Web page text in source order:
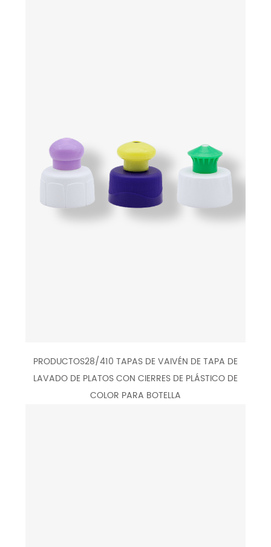
PRODUCTOS28/410 TAPAS DE VAIVÉN DE TAPA DE
LAVADO DE PLATOS CON CIERRES DE PLÁSTICO DE
COLOR PARA BOTELLA